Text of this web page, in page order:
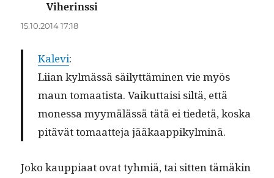
Viherinssi
15.10.2014 17:18
Kale­vi:
Liian kylmässä säi­lyt­tämi­nen vie myös
maun tomaatista. Vaikut­taisi siltä, että
mon­es­sa myymälässä tätä ei tiede­tä, kos­ka
pitävät tomaat­te­ja jääkaappikylminä.
Joko kaup­pi­aat ovat tyh­miä, tai sit­ten tämäkin